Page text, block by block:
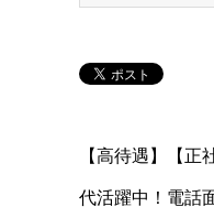
【高待遇】【
代活躍中！電話